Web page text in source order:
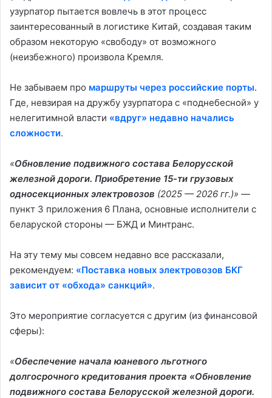
узурпатор пытается вовлечь в этот процесс
заинтересованный в логистике Китай, создавая таким
образом некоторую «свободу» от возможного
(неизбежного) произвола Кремля.
Не забываем про маршруты через российские порты.
Где, невзирая на дружбу узурпатора с «поднебесной» у
нелегитимной власти «вдруг» недавно начались
сложности.
«Обновление подвижного состава Белорусской
железной дороги. Приобретение 15-ти грузовых
односекционных электровозов (2025 — 2026 гг.)» —
пункт 3 приложения 6 Плана, основные исполнители с
беларуской стороны — БЖД и Минтранс.
На эту тему мы совсем недавно все рассказали,
рекомендуем: «Поставка новых электровозов БКГ
зависит от «обхода» санкций».
Это мероприятие согласуется с другим (из финансовой
сферы):
«Обеспечение начала юаневого льготного
долгосрочного кредитования проекта «Обновление
подвижного состава Белорусской железной дороги.